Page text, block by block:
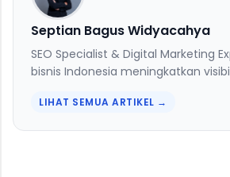
Septian Bagus Widyacahya
SEO Specialist & Digital Marketing
bisnis Indonesia meningkatkan
LIHAT SEMUA ARTIKEL →